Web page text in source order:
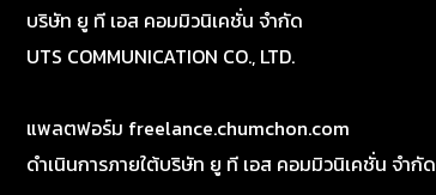
บริษัท ยู ที เอส คอมมิวนิเคชั่น จำกัด
UTS COMMUNICATION CO., LTD.
แพลตฟอร์ม freelance.chumchon.com
ดำเนินการภายใต้บริษัท ยู ที เอส คอมมิวนิเคชั่น จำกัด